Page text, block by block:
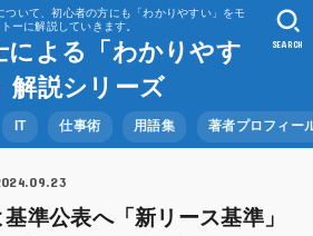
ついて、初心者の方にも「わかりやすい」をモ
ーに解説していきます。
による「わかりやす
解説シリーズ
IT 仕事術 用語集 著者プロフィー
SEARCH
基準公表へ「新リース基準」